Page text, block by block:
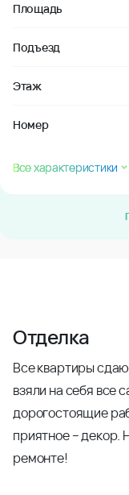
Площадь
Подъезд
Этаж
Номер
Все характеристики
Отделка
Все квартиры
взяли на себя
дорогостоящие
приятное – декор.
ремонте!